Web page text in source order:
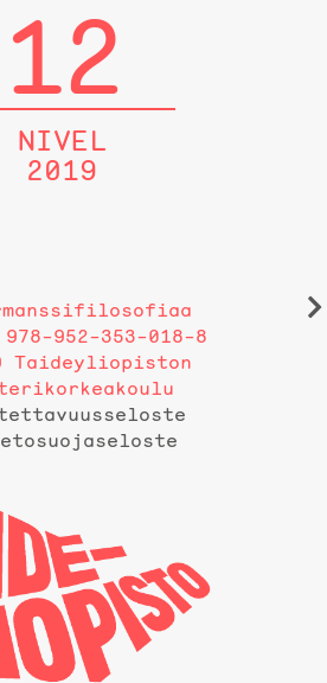
12
NIVEL
2019
978-952-353-018-8
Taideyliopiston